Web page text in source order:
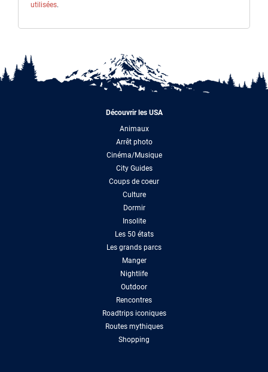
utilisées.
Découvrir les USA
Animaux
Arrêt photo
Cinéma/Musique
City Guides
Coups de coeur
Culture
Dormir
Insolite
Les 50 états
Les grands parcs
Manger
Nightlife
Outdoor
Rencontres
Roadtrips iconiques
Routes mythiques
Shopping